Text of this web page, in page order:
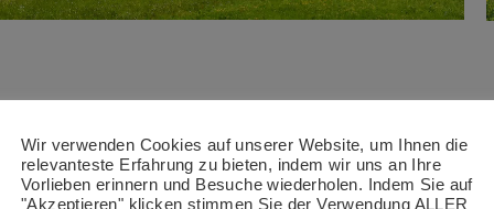
DESIGN IN DER
Wir verwenden Cookies auf unserer Website, um Ihnen die
relevanteste Erfahrung zu bieten, indem wir uns an Ihre
Vorlieben erinnern und Besuche wiederholen. Indem Sie auf
"Akzeptieren" klicken stimmen Sie der Verwendung ALLER